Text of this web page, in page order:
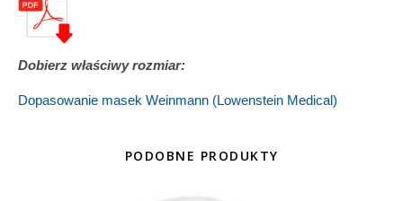
Dobierz właściwy rozmiar:
Dopasowanie masek Weinmann (Lowenstein Medical)
PODOBNE PRODUKTY